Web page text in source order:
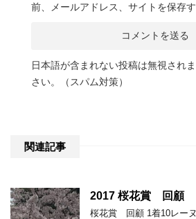
前、メールアドレス、サイトを保存す
日本語が含まれない投稿は無視され
さい。（スパム対策）
関連記事
2017 桜花賞 回顧
桜花賞 回顧 1着10レー